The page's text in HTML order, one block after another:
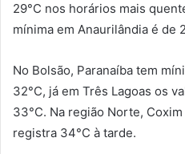
29°C nos horários mais
mínima em Anaurilândia é de
No Bolsão, Paranaíba tem
32°C, já em Três Lagoas os
33°C. Na região Norte,
registra 34°C à tarde.